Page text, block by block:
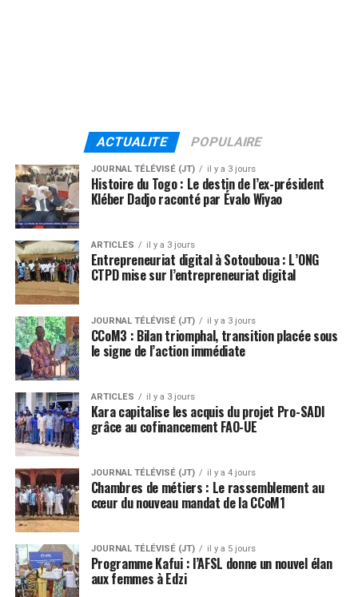
ACTUALITE POPULAIRE
JOURNAL TÉLÉVISÉ (JT) il y a 3 jours
Histoire du Togo : Le destin de l’ex-président
Kléber Dadjo raconté par Évalo Wiyao
ARTICLES il y a 3 jours
Entrepreneuriat digital à Sotouboua : L’ONG
CTPD mise sur l’entrepreneuriat digital
JOURNAL TÉLÉVISÉ (JT) il y a 3 jours
CCoM3 : Bilan triomphal, transition placée sous
le signe de l’action immédiate
ARTICLES il y a 3 jours
Kara capitalise les acquis du projet Pro-SADI
grâce au cofinancement FAO-UE
JOURNAL TÉLÉVISÉ (JT) il y a 4 jours
Chambres de métiers : Le rassemblement au
cœur du nouveau mandat de la CCoM1
JOURNAL TÉLÉVISÉ (JT) il y a 5 jours
Programme Kafui : l’AFSL donne un nouvel élan
aux femmes à Edzi